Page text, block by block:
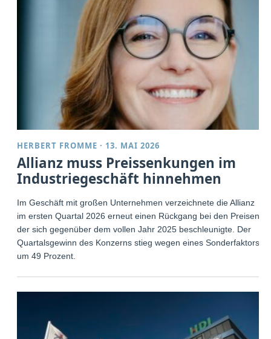
HERBERT FROMME · 13. MAI 2026
Allianz muss Preissenkungen im
Industriegeschäft hinnehmen
Im Geschäft mit großen Unternehmen verzeichnete die Allianz
im ersten Quartal 2026 erneut einen Rückgang bei den Preisen,
der sich gegenüber dem vollen Jahr 2025 beschleunigte. Der
Quartalsgewinn des Konzerns stieg wegen eines Sonderfaktors
um 49 Prozent.